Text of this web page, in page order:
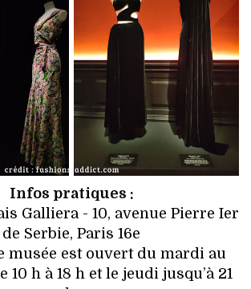
Infos pratiques :
Galliera - 10, avenue Pierre Ier
de Serbie, Paris 16e
musée est ouvert du mardi au
10 h à 18 h et le jeudi jusqu’à 21